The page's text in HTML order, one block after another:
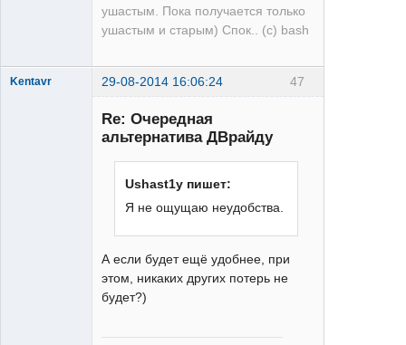
ушастым. Пока получается только
ушастым и старым) Спок.. (с) bash
47
Kentavr 29-08-2014 16:06:24
Re: Очередная
альтернатива ДВрайду
Ushast1y пишет:
Я не ощущаю неудобства.
А если будет ещё удобнее, при
этом, никаких других потерь не
будет?)